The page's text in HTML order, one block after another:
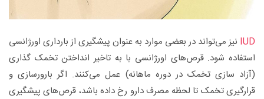
IUD نیز می‌تواند در بعضی موارد به عنوان پیشگیری از بارداری اورژانسی
استفاده شود. قرص‌های اورژانسی با به تاخیر انداختن تخمک گذاری
(آزاد سازی تخمک در دوره ماهانه) عمل می‌کنند. اگر بارورسازی و
قرارگیری تخمک تا لحظه مصرف دارو رخ داده باشد، قرص‌های پیشگیری